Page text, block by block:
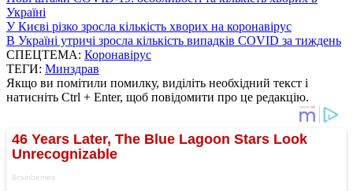
Україні
У Києві різко зросла кількість хворих на коронавірус
В Україні утричі зросла кількість випадків COVID за тиждень
СПЕЦТЕМА: Коронавірус
ТЕГИ: Минздрав
Якщо ви помітили помилку, виділіть необхідний текст і
натисніть Ctrl + Enter, щоб повідомити про це редакцію.